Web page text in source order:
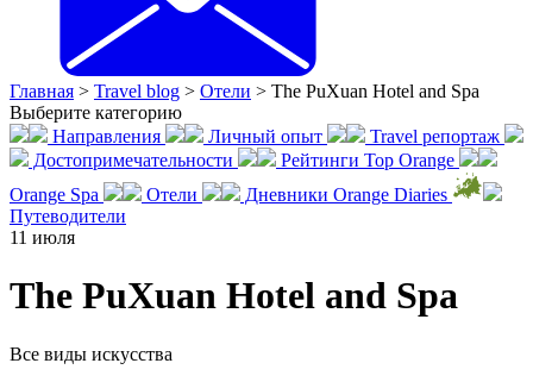
Главная > Travel blog > Отели > The PuXuan Hotel and Spa
Выберите категорию
Направления
Личный опыт
Travel репортаж
Достопримечательности
Рейтинги Top Orange
Orange Spa
Отели
Дневники Orange Diaries
Путеводители
11 июля
The PuXuan Hotel and Spa
Все виды искусства